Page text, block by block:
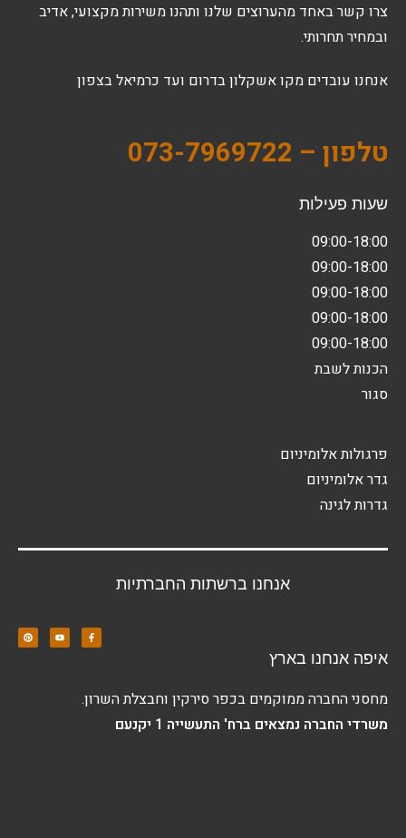
צרו קשר באחד מהערוצים שלנו ותהנו משירות מקצועי, אדיב
ובמחיר תחרותי.
אנחנו עובדים מקו אשקלון בדרום ועד כרמיאל בצפון
טלפון – 073-7969722
שעות פעילות
09:00-18:00
09:00-18:00
09:00-18:00
09:00-18:00
09:00-18:00
הכנות לשבת
סגור
פרגולות אלומיניום
גדר אלומיניום
גדרות לגינה
אנחנו ברשתות החברתיות
איפה אנחנו בארץ
מחסני החברה ממוקמים בכפר סירקין וחבצלת השרון.
משרדי החברה נמצאים ברח' התעשייה 1 יקנעם